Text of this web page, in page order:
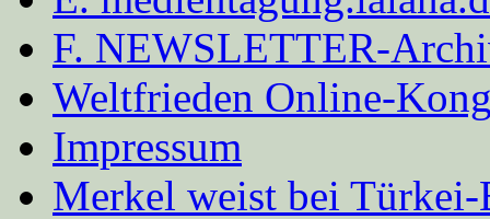
F. NEWSLETTER-
Weltfrieden Online-
Impressum
Merkel weist bei